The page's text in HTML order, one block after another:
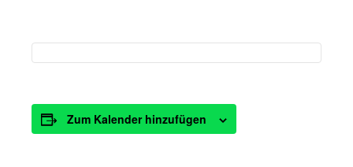
Zum Kalender hinzufügen